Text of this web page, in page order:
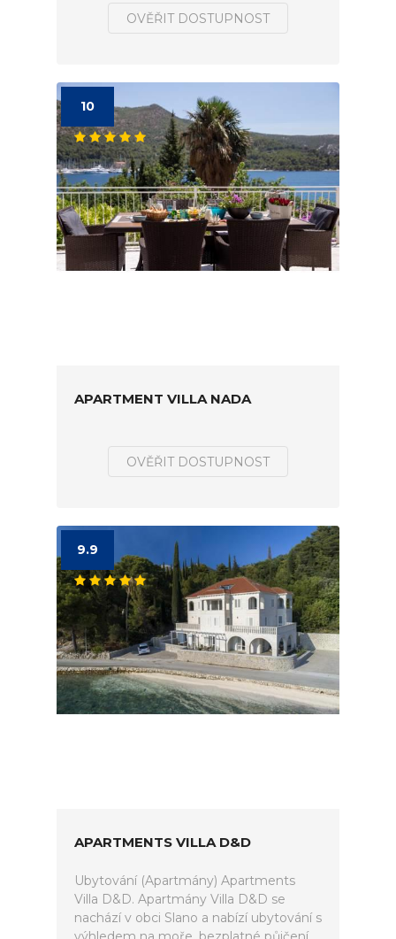
OVĚŘIT DOSTUPNOST
10
APARTMENT VILLA NADA
OVĚŘIT DOSTUPNOST
9.9
APARTMENTS VILLA D&D
Ubytování (Apartmány) Apartments
Villa D&D. Apartmány Villa D&D se
nachází v obci Slano a nabízí ubytování s